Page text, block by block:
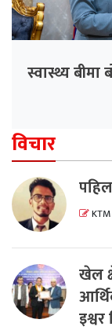
स्वास्थ्य बीमा
विचार
खेल